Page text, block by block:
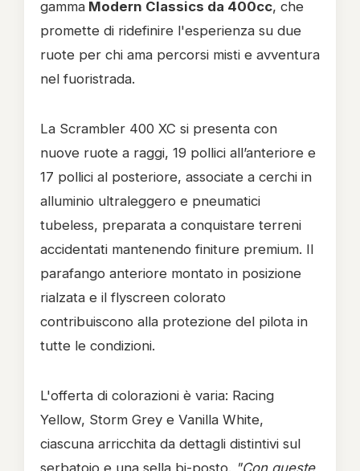
gamma Modern Classics da 400cc, che
promette di ridefinire l'esperienza su due
ruote per chi ama percorsi misti e avventura
nel fuoristrada.
La Scrambler 400 XC si presenta con
nuove ruote a raggi, 19 pollici all’anteriore e
17 pollici al posteriore, associate a cerchi in
alluminio ultraleggero e pneumatici
tubeless, preparata a conquistare terreni
accidentati mantenendo finiture premium. Il
parafango anteriore montato in posizione
rialzata e il flyscreen colorato
contribuiscono alla protezione del pilota in
tutte le condizioni.
L'offerta di colorazioni è varia: Racing
Yellow, Storm Grey e Vanilla White,
ciascuna arricchita da dettagli distintivi sul
serbatoio e una sella bi-posto. "Con queste